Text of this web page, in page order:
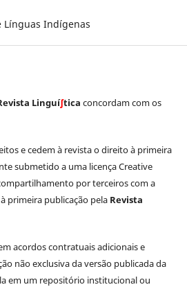
Línguas Indígenas
Linguí∫tica concordam com os
e cedem à revista o direito à primeira
submetido a uma licença Creative
por terceiros com a
primeira publicação pela Revista
acordos contratuais adicionais e
não exclusiva da versão publicada da
em um repositório institucional ou